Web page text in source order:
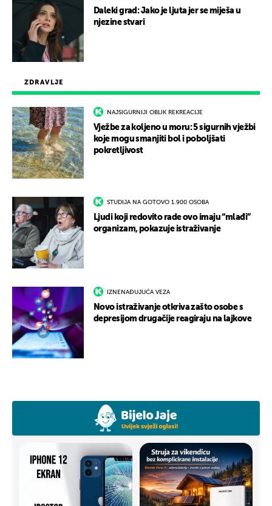
ZDRAVLJE
NAJSIGURNIJI OBLIK REKREACIJE
Vježbe za koljeno u moru: 5 sigurnih vježbi
koje mogu smanjiti bol i poboljšati
pokretljivost
STUDIJA NA GOTOVO 1.900 OSOBA
Ljudi koji redovito rade ovo imaju “mlađi”
organizam, pokazuje istraživanje
IZNENAĐUJUĆA VEZA
Novo istraživanje otkriva zašto osobe s
depresijom drugačije reagiraju na lajkove
Daleki grad: Jako je ljuta jer se miješa u
njezine stvari